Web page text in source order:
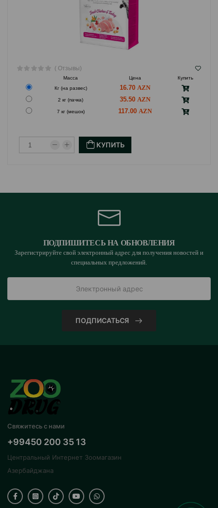
( Отзывы)
Масса Цена
Купить
Кг (на развес)
16.70
2 кг (пачка) 35.50
7 кг (мешок) 117.00
КУПИТЬ
ПОДПИШИТЕСЬ НА ОБНОВЛЕНИЯ
Зарегистрируйте свой электронный адрес для получения новостей и
специальных предложений.
ПОДПИСАТЬСЯ
Свяжитесь с нами
+99450 200 35 13
Центральный Интернет Зоомагазин
Азербайджана